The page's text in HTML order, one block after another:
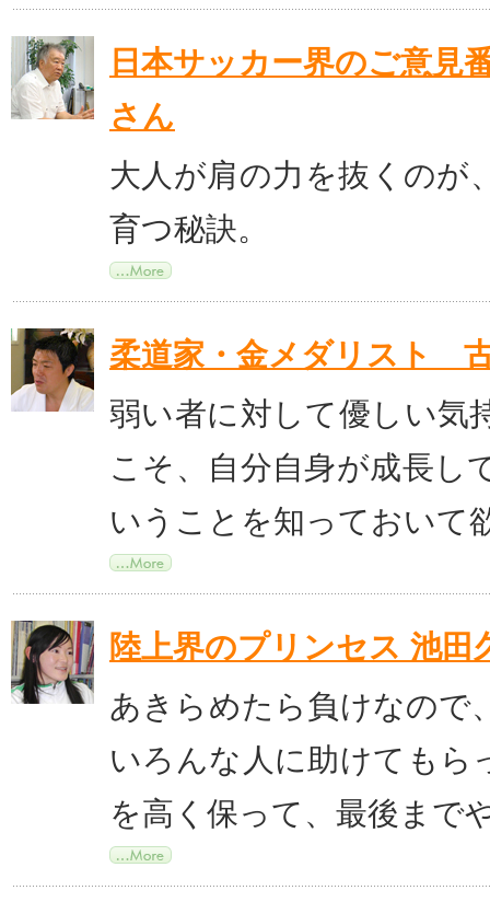
日本サッカー界のご意
さん
大人が肩の力を抜くのが
育つ秘訣。
柔道家・金メダリスト
弱い者に対して優しい気
こそ、自分自身が成長し
いうことを知っておいて
陸上界のプリンセス 池田
あきらめたら負けなので
いろんな人に助けてもら
を高く保って、最後まで